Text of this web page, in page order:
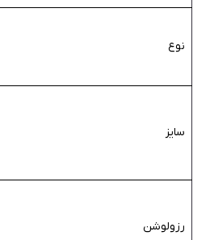
نوع
سایز
رزولوشن